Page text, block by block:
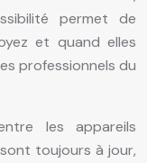
permet de
et quand elles
professionnels du
les appareils
toujours à jour,